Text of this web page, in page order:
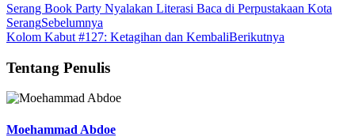
Serang Book Party Nyalakan Literasi Baca di Perpustakaan Kota
SerangSebelumnya
Kolom Kabut #127: Ketagihan dan KembaliBerikutnya
Tentang Penulis
Moehammad Abdoe